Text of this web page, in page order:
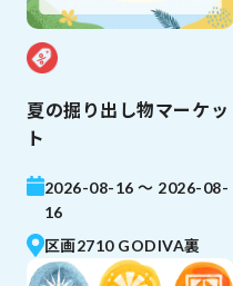
夏の掘り出し物マーケッ
ト
2026-08-16 ～ 2026-08-
16
区画2710 GODIVA裏